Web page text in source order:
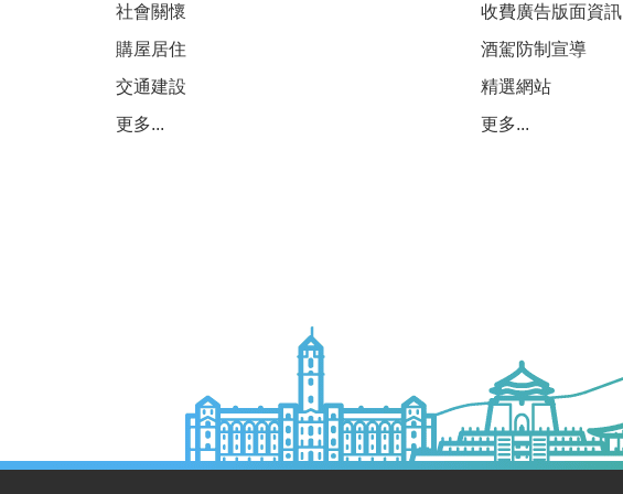
社會關懷
購屋居住
交通建設
更多...
收費廣告版面資訊
酒駕防制宣導
精選網站
更多...